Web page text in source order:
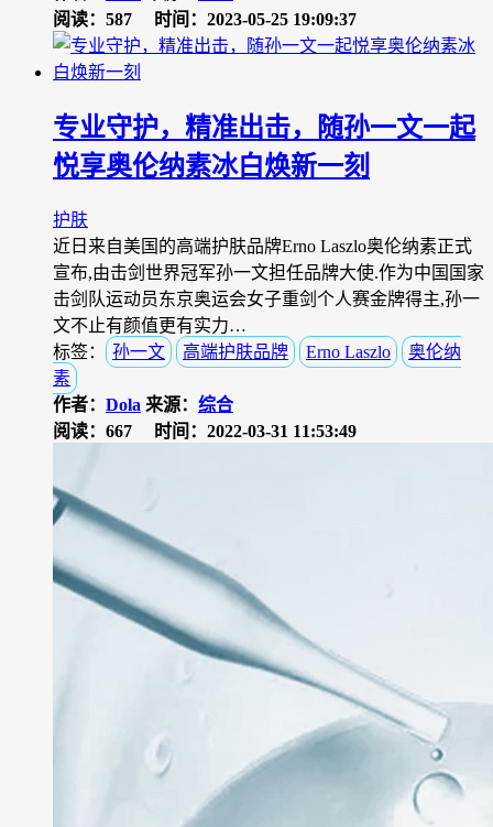
阅读：587
时间：2023-05-25 19:09:37
专业守护，精准出击，随孙一文一起
悦享奥伦纳素冰白焕新一刻
护肤
近日来自美国的高端护肤品牌Erno Laszlo奥伦纳素正式
宣布,由击剑世界冠军孙一文担任品牌大使.作为中国国家
击剑队运动员东京奥运会女子重剑个人赛金牌得主,孙一
文不止有颜值更有实力…
标签：
孙一文 高端护肤品牌 Erno Laszlo
奥伦纳
素
作者： Dola 来源： 综合
阅读：667
时间：2022-03-31 11:53:49